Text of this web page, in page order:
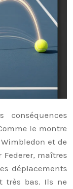
le montre
et de
Federer, maîtres
déplacements
très bas. Ils ne